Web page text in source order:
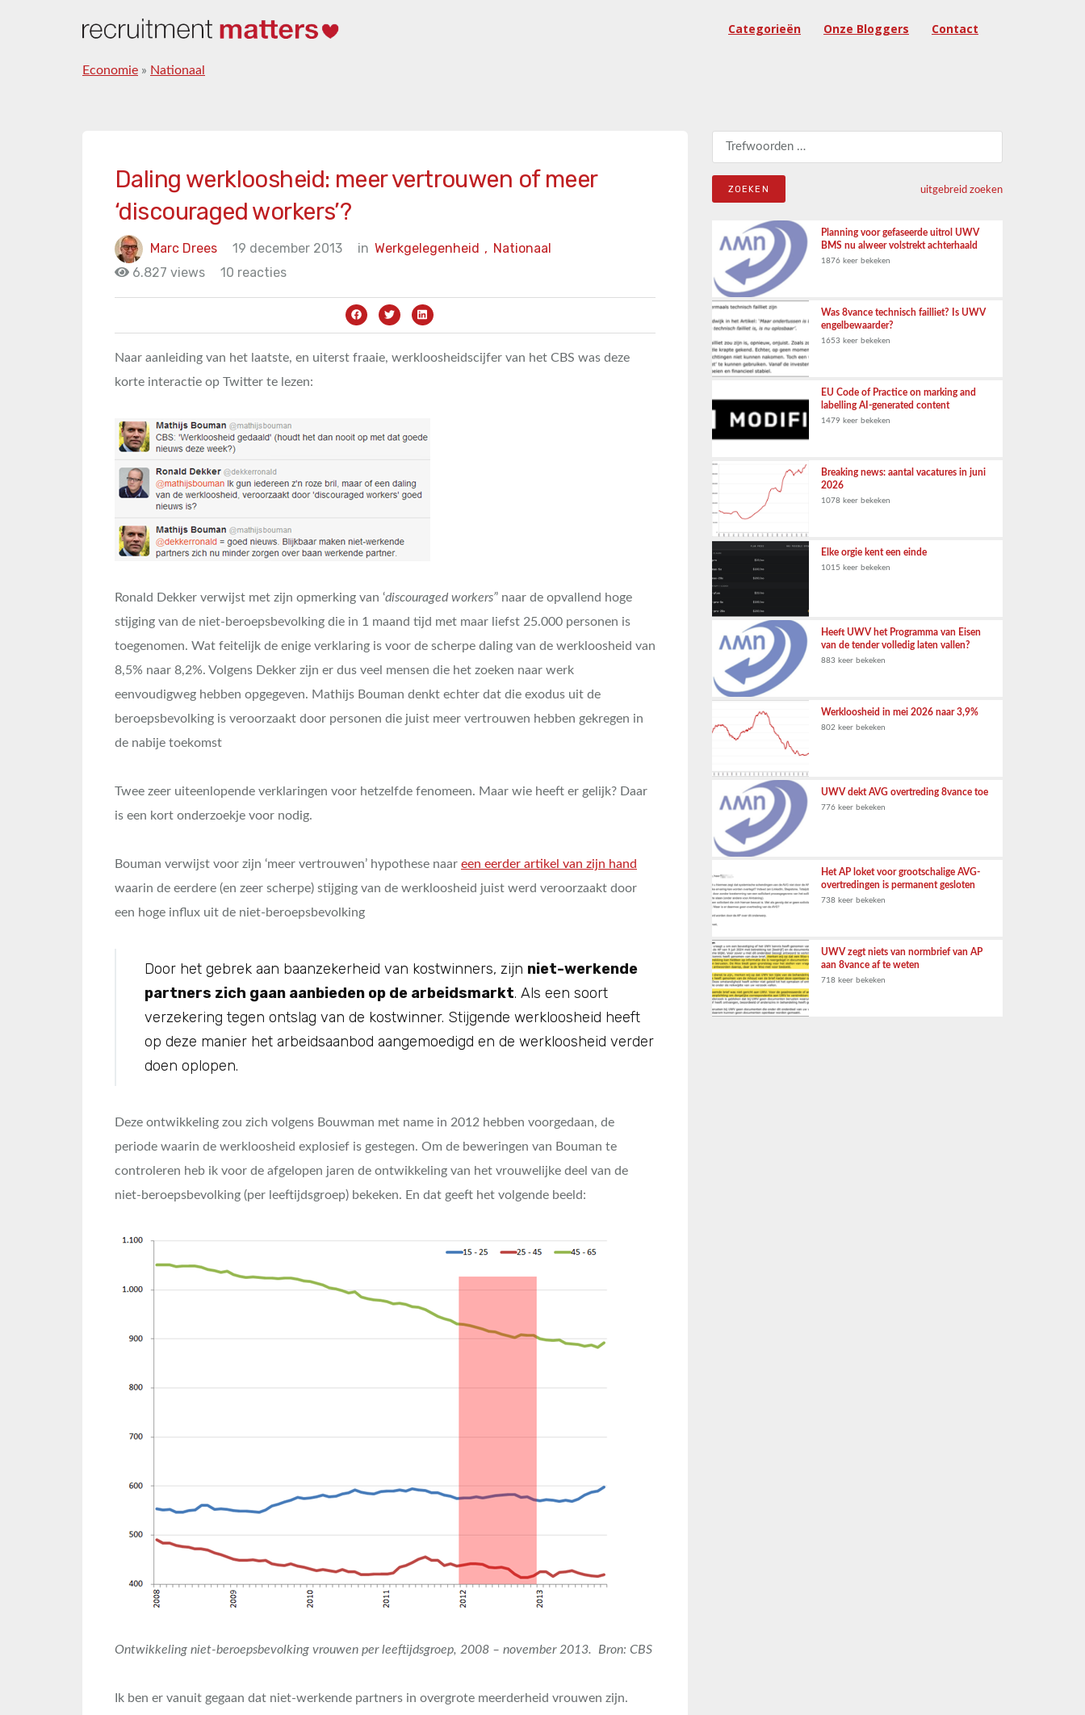
Categorieën Onze Bloggers Contact
Economie » Nationaal
Daling werkloosheid: meer vertrouwen of meer
‘discouraged workers’?
Marc Drees 19 december 2013 in Nationaal
Werkgelegenheid ,
6.827 views
10 reacties
Naar aanleiding van het laatste, en uiterst fraaie, werkloosheidscijfer van het CBS was deze
korte interactie op Twitter te lezen:
Ronald Dekker verwijst met zijn opmerking van ‘discouraged workers’’ naar de opvallend hoge
stijging van de niet-beroepsbevolking die in 1 maand tijd met maar liefst 25.000 personen is
toegenomen. Wat feitelijk de enige verklaring is voor de scherpe daling van de werkloosheid van
8,5% naar 8,2%. Volgens Dekker zijn er dus veel mensen die het zoeken naar werk
eenvoudigweg hebben opgegeven. Mathijs Bouman denkt echter dat die exodus uit de
beroepsbevolking is veroorzaakt door personen die juist meer vertrouwen hebben gekregen in
de nabije toekomst
Twee zeer uiteenlopende verklaringen voor hetzelfde fenomeen. Maar wie heeft er gelijk? Daar
is een kort onderzoekje voor nodig.
Bouman verwijst voor zijn ‘meer vertrouwen’ hypothese naar een eerder artikel van zijn hand
waarin de eerdere (en zeer scherpe) stijging van de werkloosheid juist werd veroorzaakt door
een hoge influx uit de niet-beroepsbevolking
Door het gebrek aan baanzekerheid van kostwinners, zijn niet-werkende
partners zich gaan aanbieden op de arbeidsmarkt. Als een soort
verzekering tegen ontslag van de kostwinner. Stijgende werkloosheid heeft
op deze manier het arbeidsaanbod aangemoedigd en de werkloosheid verder
doen oplopen.
Deze ontwikkeling zou zich volgens Bouwman met name in 2012 hebben voorgedaan, de
periode waarin de werkloosheid explosief is gestegen. Om de beweringen van Bouman te
controleren heb ik voor de afgelopen jaren de ontwikkeling van het vrouwelijke deel van de
niet-beroepsbevolking (per leeftijdsgroep) bekeken. En dat geeft het volgende beeld:
Ontwikkeling niet-beroepsbevolking vrouwen per leeftijdsgroep, 2008 – november 2013. Bron: CBS
Ik ben er vanuit gegaan dat niet-werkende partners in overgrote meerderheid vrouwen zijn.
Zoeken naar:
uitgebreid zoeken
Planning voor gefaseerde uitrol UWV
BMS nu alweer volstrekt achterhaald
1876 keer bekeken
Was 8vance technisch failliet? Is UWV
engelbewaarder?
1653 keer bekeken
EU Code of Practice on marking and
labelling AI-generated content
1479 keer bekeken
Breaking news: aantal vacatures in juni
2026
1078 keer bekeken
Elke orgie kent een einde
1015 keer bekeken
Heeft UWV het Programma van Eisen
van de tender volledig laten vallen?
883 keer bekeken
Werkloosheid in mei 2026 naar 3,9%
802 keer bekeken
UWV dekt AVG overtreding 8vance toe
776 keer bekeken
Het AP loket voor grootschalige AVG-
overtredingen is permanent gesloten
738 keer bekeken
UWV zegt niets van normbrief van AP
aan 8vance af te weten
718 keer bekeken